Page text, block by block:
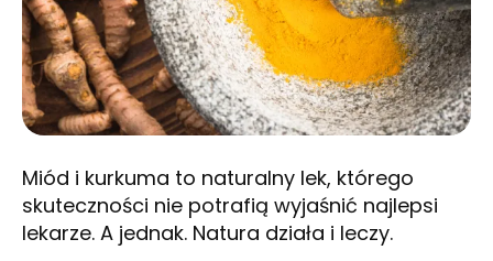
Miód i kurkuma to naturalny lek, którego
skuteczności nie potrafią wyjaśnić najlepsi
lekarze. A jednak. Natura działa i leczy.